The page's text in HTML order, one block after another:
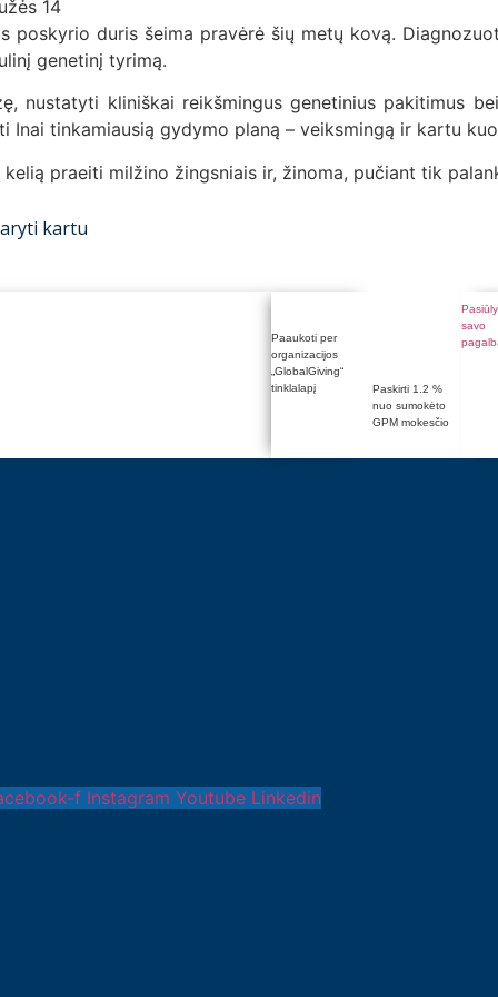
14
poskyrio duris šeima pravėrė šių metų kovą.
genetinį tyrimą.
nustatyti kliniškai reikšmingus genetinius pakitimus
tinkamiausią gydymo planą – veiksmingą ir kartu
praeiti milžino žingsniais ir, žinoma, pučiant tik
kartu
Paaukoti per
organizacijos
„GlobalGiving“
tinklalapį
Paskirti 1.2 %
nuo sumokėto
GPM mokesčio
savo
f Instagram Youtube Linkedin